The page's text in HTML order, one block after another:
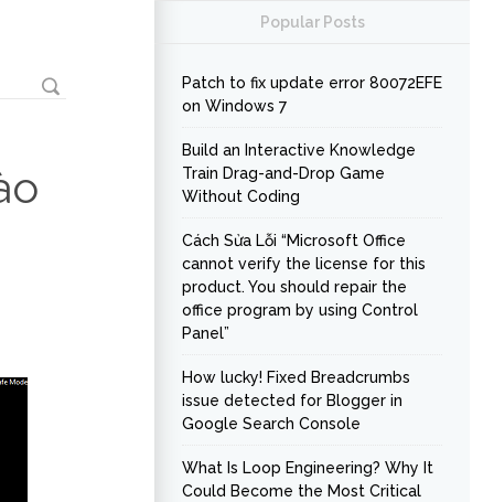
Popular Posts
Patch to fix update error 80072EFE
on Windows 7
Build an Interactive Knowledge
Train Drag-and-Drop Game
Without Coding
Cách Sửa Lỗi “Microsoft Office
cannot verify the license for this
product. You should repair the
office program by using Control
Panel”
How lucky! Fixed Breadcrumbs
issue detected for Blogger in
Google Search Console
What Is Loop Engineering? Why It
Could Become the Most Critical